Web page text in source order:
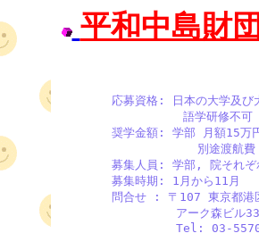
平和中島財
応募資格: 日本の大学及び
                 語学研修不可
奨学金額: 学部 月額15万
別途渡航費
募集人員: 学部, 院それぞ
       募集時期: 1月から11月
問合せ : 〒107 東京都港
アーク森ビル
Tel: 03-